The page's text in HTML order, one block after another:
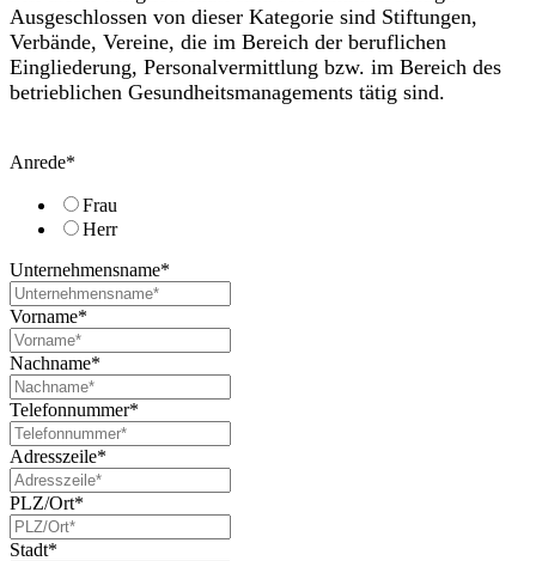
Ausgeschlossen von dieser Kategorie sind Stiftungen,
Verbände, Vereine, die im Bereich der beruflichen
Eingliederung, Personalvermittlung bzw. im Bereich des
betrieblichen Gesundheitsmanagements tätig sind.
Anrede*
Frau
Herr
Unternehmensname*
Vorname*
Nachname*
Telefonnummer*
Adresszeile*
PLZ/Ort*
Stadt*